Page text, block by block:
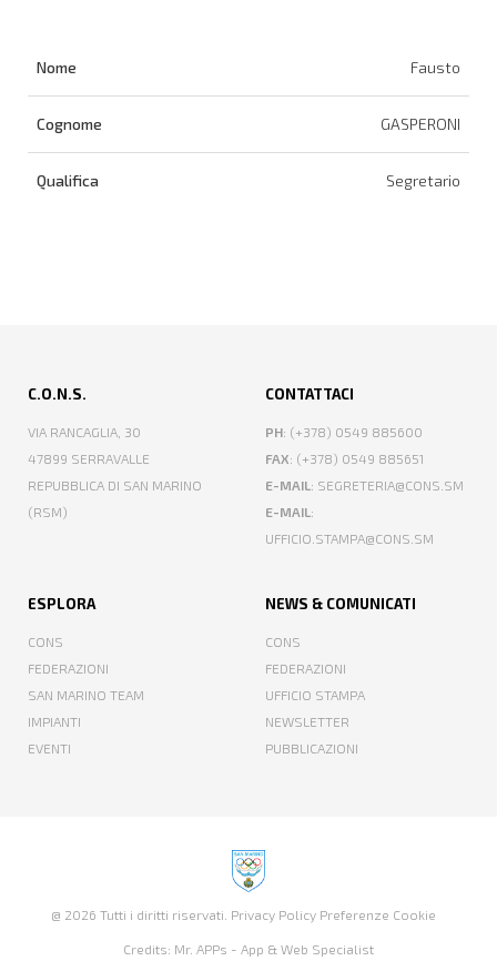
Fausto
GASPERONI
Segretario
C.O.N.S.
VIA RANCAGLIA, 30
47899 SERRAVALLE
REPUBBLICA DI SAN MARINO
(RSM)
CONTATTACI
PH: (+378) 0549 885600
FAX: (+378) 0549 885651
E-MAIL : SEGRETERIA@CONS.SM
E-MAIL :
UFFICIO.STAMPA@CONS.SM
ESPLORA
CONS
FEDERAZIONI
SAN MARINO TEAM
IMPIANTI
EVENTI
NEWS & COMUNICATI
CONS
FEDERAZIONI
UFFICIO STAMPA
NEWSLETTER
PUBBLICAZIONI
@ 2026 Tutti i diritti riservati. Privacy Policy Preferenze Cookie
Credits: Mr. APPs - App & Web Specialist